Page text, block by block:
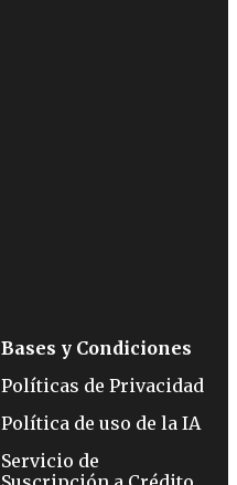
Bases y Condiciones
Políticas de Privacidad
Política de uso de la IA
Servicio de